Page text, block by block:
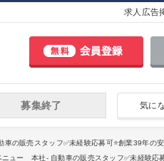
求人広告
気に
募集終了
の販売スタッフ✅未経験応募可⭐️創業39年の
ニュー 本社- 自動車の販売スタッフ✅未経験応